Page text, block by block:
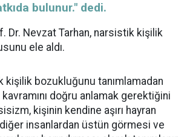
bulunur." dedi.
Dr. Nevzat Tarhan, narsistik kişilik
ele aldı.
kişilik bozukluğunu tanımlamadan
doğru anlamak gerektiğini
kişinin kendine aşırı hayran
insanlardan üstün görmesi ve